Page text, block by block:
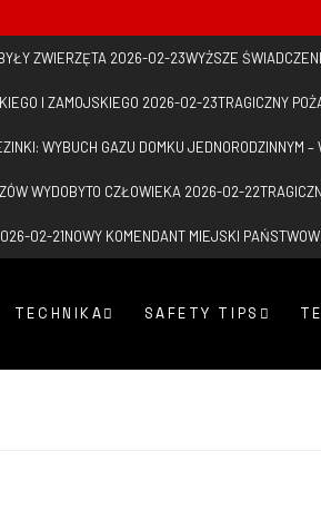
ZWIERZĘTA 2026-02-23WYŻSZE
I ZAMOJSKIEGO 2026-02-23TRAGICZNY
WYBUCH GAZU DOMKU JEDNORODZINNYM
WYDOBYTO CZŁOWIEKA 2026-02-22
02-21NOWY KOMENDANT MIEJSKI
TECHNIKA SAFETY TIPS